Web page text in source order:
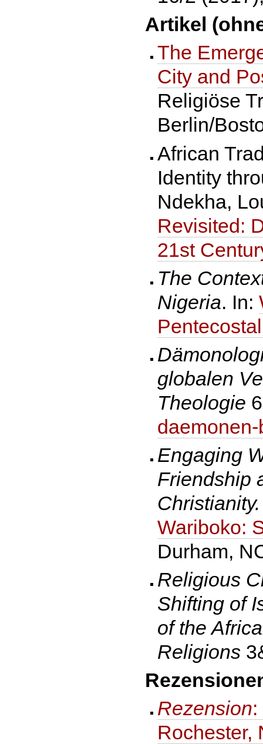
Artikel
The
City and
Religiöse
Berlin/
African
Identity
Ndekha,
Revisited:
21st
The
Nigeria. In:
globalen
Theologie
Engaging
Friendship
Wariboko:
Durham,
Religious
Shifting of
of the
Religions
Rezension
Rochester,